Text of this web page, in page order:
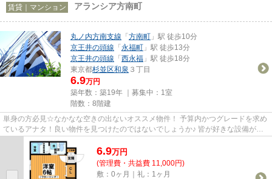
賃貸｜マンション アランシア方南町
丸ノ内方南支線 「方南町 」駅 徒歩10分
京王井の頭線 「永福町 」駅 徒歩13分
京王井の頭線 「西永福 」駅 徒歩18分
東京都杉並区和泉 ３丁目
6.9万円
築年数：築19年 ｜募集中： 1室
階数：8階建
単身の方必見☆なかなな空きの出ないオススメ物件！ 予算内かつグレードを求め
ているアナタ！良い物件を見つけたのではないでしょうか♪ 皆が好きな設備が盛
りだくさんです☆彡初期費用が...
6.9万円
(管理費・共益費 11,000円)
敷：0ヶ月｜礼：1ヶ月